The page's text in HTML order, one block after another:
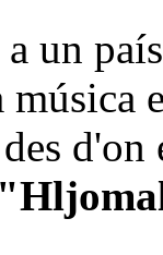
a un
d'on